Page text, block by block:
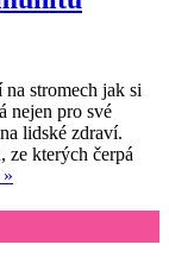
stromech jak si
nejen pro své
lidské zdraví.
ze kterých čerpá